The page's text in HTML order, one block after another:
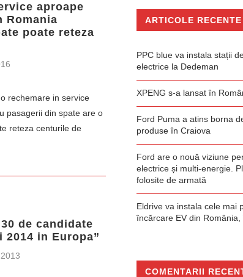
aproape
Romania
poate reteza
rechemare in service
pasagerii din spate are o
reteza centurile de
de candidate
2014 in Europa”
ARTICOLE RECENTE
PPC blue va instala stații
electrice la Dedeman
XPENG s-a lansat în
Ford Puma a atins borna
produse în Craiova
Ford are o nouă viziune
electrice și multi-energie.
folosite de armată
Eldrive va instala cele mai
încărcare EV din România,
COMENTARII